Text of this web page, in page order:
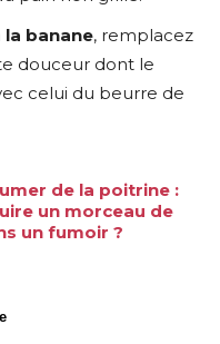
la banane, remplacez
douceur dont le
celui du beurre de
de la poitrine :
un morceau de
un fumoir ?